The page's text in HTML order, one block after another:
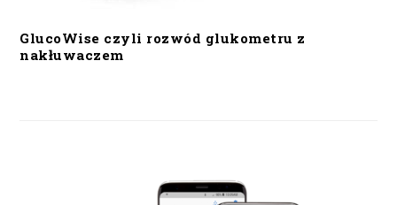
GlucoWise czyli rozwód glukometru z
nakłuwaczem